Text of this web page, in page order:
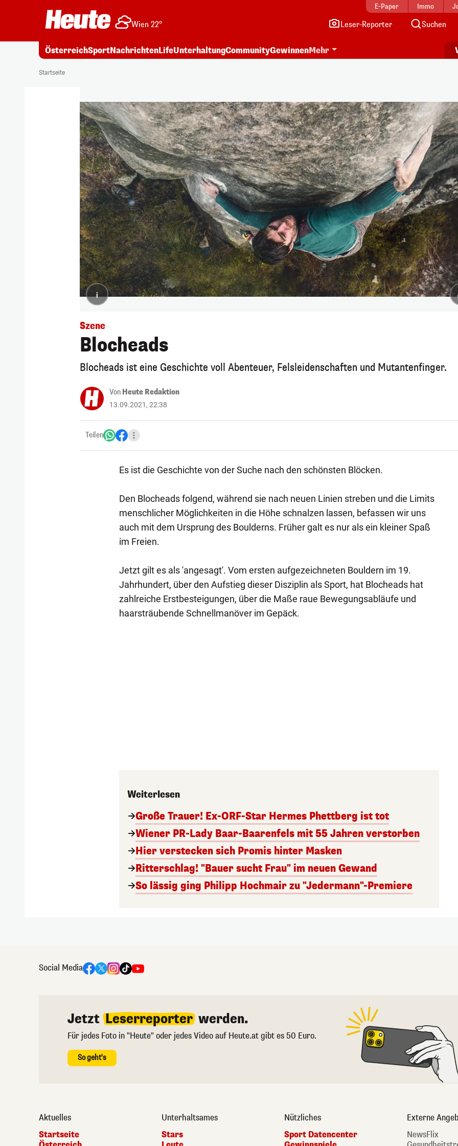
E-Paper Immo
Wien 22° Leser-Reporter Suchen
ÖsterreichSportNachrichtenLifeUnterhaltungCommunityGewinnenMehr
Startseite
i
Szene
Blocheads
Blocheads ist eine Geschichte voll Abenteuer, Felsleidenschaften und Mutantenfinger.
Von Heute Redaktion
13.09.2021, 22:38
Teilen
Es ist die Geschichte von der Suche nach den schönsten Blöcken.
Den Blocheads folgend, während sie nach neuen Linien streben und die Limits
menschlicher Möglichkeiten in die Höhe schnalzen lassen, befassen wir uns
auch mit dem Ursprung des Boulderns. Früher galt es nur als ein kleiner Spaß
im Freien.
Jetzt gilt es als 'angesagt'. Vom ersten aufgezeichneten Bouldern im 19.
Jahrhundert, über den Aufstieg dieser Disziplin als Sport, hat Blocheads hat
zahlreiche Erstbesteigungen, über die Maße raue Bewegungsabläufe und
haarsträubende Schnellmanöver im Gepäck.
Weiterlesen
Große Trauer! Ex-ORF-Star Hermes Phettberg ist tot
Wiener PR-Lady Baar-Baarenfels mit 55 Jahren verstorben
Hier verstecken sich Promis hinter Masken
Ritterschlag! "Bauer sucht Frau" im neuen Gewand
So lässig ging Philipp Hochmair zu "Jedermann"-Premiere
Social Media
Jetzt Leserreporter werden.
Für jedes Foto in "Heute" oder jedes Video auf Heute.at gibt es 50 Euro.
So geht's
Aktuelles
Startseite
Unterhaltsames
Stars
Nützliches
Sport Datencenter
Externe
NewsFlix